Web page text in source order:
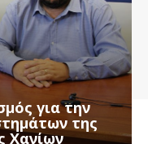
για την
της
Χανίων